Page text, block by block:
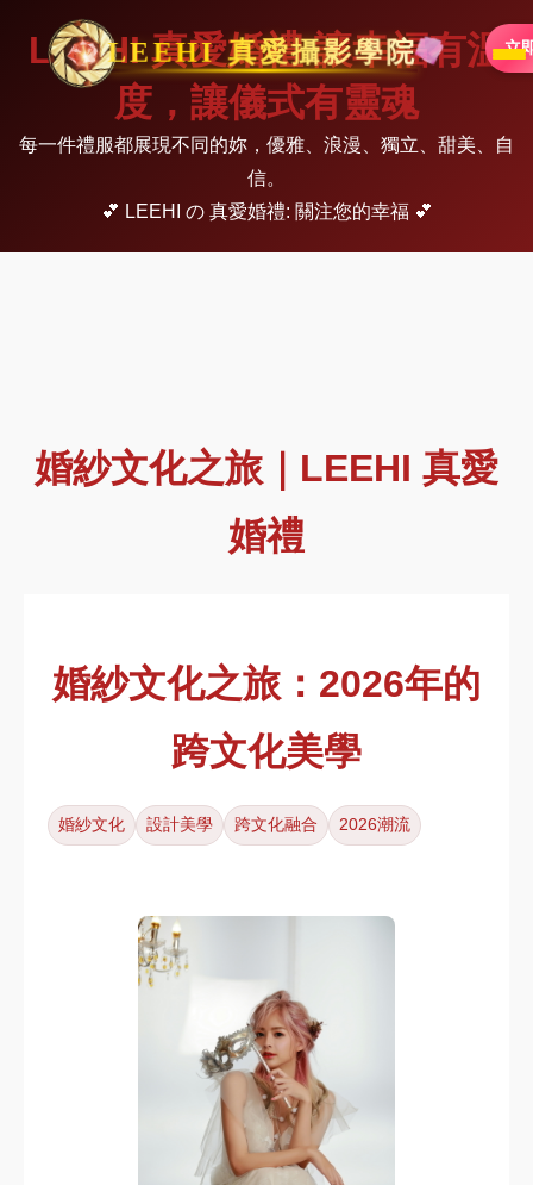
LEEHI 真愛攝影學院
LEEHI 真愛婚禮 讓幸福有溫
度，讓儀式有靈魂
每一件禮服都展現不同的妳，優雅、浪漫、獨立、甜美、自
信。
💕 LEEHI の 真愛婚禮: 關注您的幸福 💕
婚紗文化之旅｜LEEHI 真愛
婚禮
婚紗文化之旅：2026年的
跨文化美學
婚紗文化 設計美學 跨文化融合 2026潮流
立